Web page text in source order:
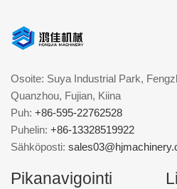
Osoite: Suya Industrial Park,
Quanzhou, Fujian, Kiina
Puh: +86-595-22762528
Puhelin: +86-13328519922
Sähköposti:
Pikanavigointi